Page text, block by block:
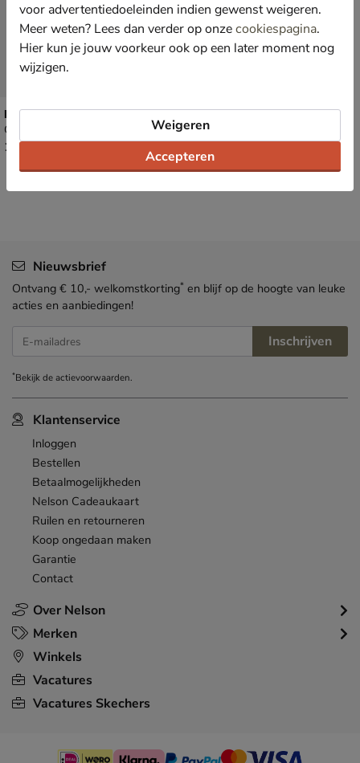
Dr. Martens Flora
Chelseaboots - zwart
€ 169,99
169,99
Over Nelson
Klantenservice
Inloggen
Bestellen
Betaalmogelijkheden
Nelson Cadeaukaart
Ruilen en retourneren
Koop ongedaan maken
Garantie
Contact
Merken
Winkels
Vacatures
Vacatures Skechers
Nieuwsbrief
Ontvang € 10,- welkomstkorting* en blijf op de hoogte van leuke
acties en aanbiedingen!
E-mailadres Inschrijven
*Bekijk deactievoorwaarden.
voor advertentiedoeleinden indien gewenst weigeren.
Meer weten? Lees dan verder op onzecookiespagina.
Hier kun je jouw voorkeur ook op een later moment nog
wijzigen.
Accepteren
Weigeren